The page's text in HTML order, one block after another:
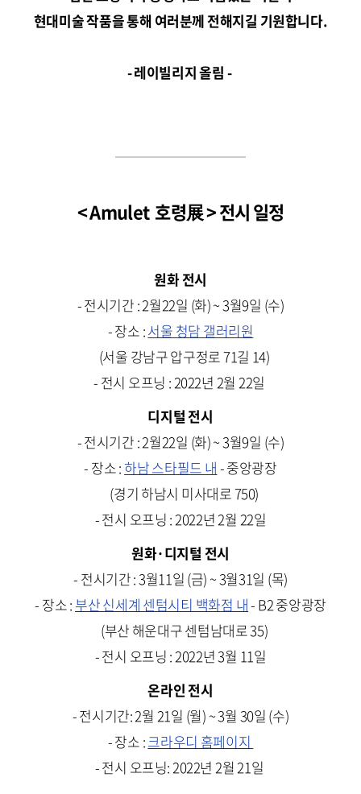
현대미술 작품을 통해 여러분께 전해지길 기원합니다.
- 레이빌리지 올림 -
< Amulet 호령展 > 전시 일정
원화 전시
- 전시기간 : 2월22일 (화) ~ 3월9일 (수)
- 장소 :서울 청담 갤러리원
(서울 강남구 압구정로 71길 14)
- 전시 오프닝 : 2022년 2월 22일
디지털 전시
- 전시기간 : 2월22일 (화) ~ 3월9일 (수)
- 장소 :하남 스타필드 내 - 중앙광장
(경기 하남시 미사대로 750)
- 전시 오프닝 : 2022년 2월 22일
원화·디지털 전시
- 전시기간 : 3월11일 (금) ~ 3월31일 (목)
- 장소 : 부산 신세계 센텀시티 백화점 내- B2 중앙광장
(부산 해운대구 센텀남대로 35)
- 전시 오프닝 : 2022년 3월 11일
온라인 전시
- 전시기간: 2월 21일 (월) ~ 3월 30일 (수)
- 장소 :크라우디 홈페이지
- 전시 오프닝: 2022년 2월 21일